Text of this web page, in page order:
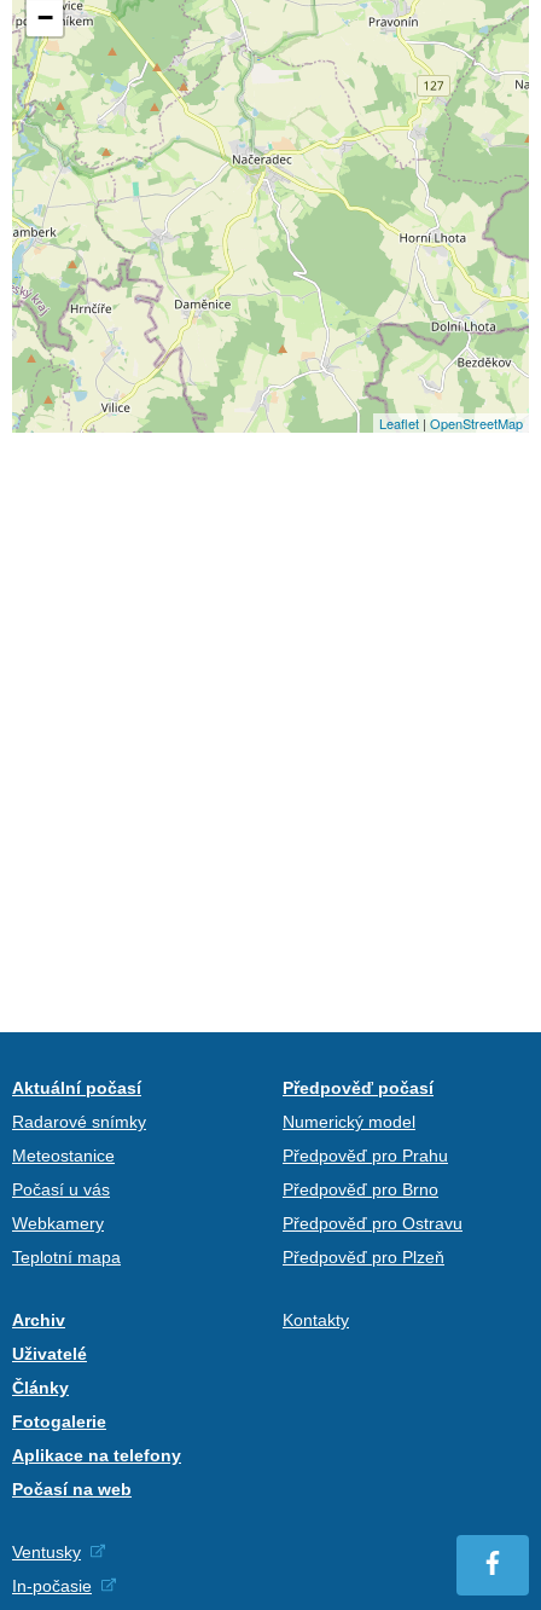
−
Leaflet | OpenStreetMap
Aktuální počasí
Radarové snímky
Meteostanice
Počasí u vás
Webkamery
Teplotní mapa
Předpověď počasí
Numerický model
Předpověď pro Prahu
Předpověď pro Brno
Předpověď pro Ostravu
Předpověď pro Plzeň
Archiv
Uživatelé
Články
Fotogalerie
Aplikace na telefony
Počasí na web
Kontakty
Ventusky
In-počasie